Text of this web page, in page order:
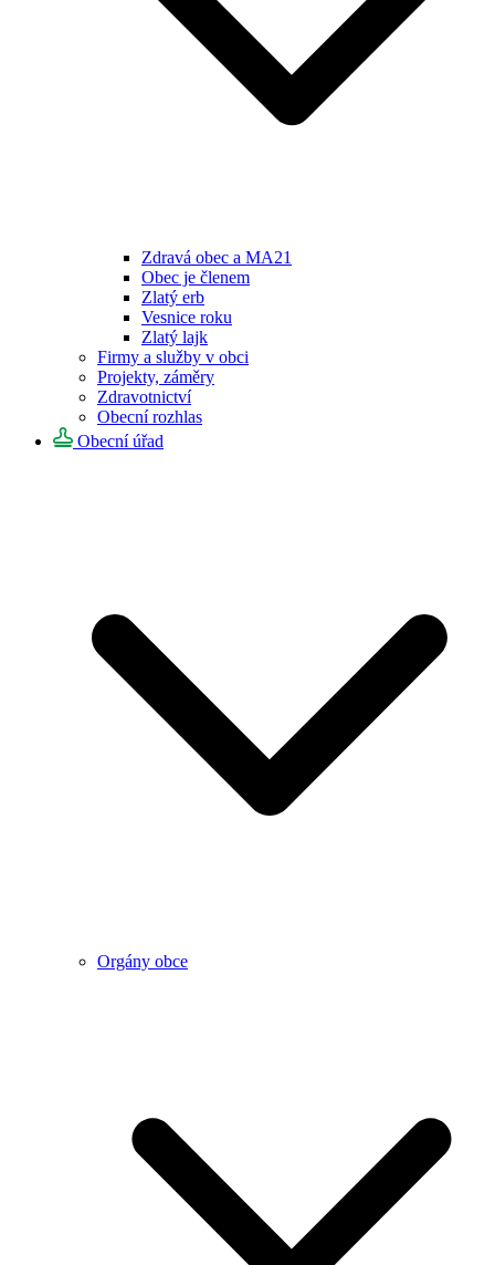
Zdravá obec a MA21
Obec je členem
Zlatý erb
Vesnice roku
Zlatý lajk
Firmy a služby v obci
Projekty, záměry
Zdravotnictví
Obecní rozhlas
Obecní úřad
Orgány obce